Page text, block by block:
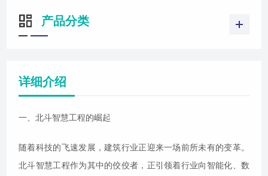
产品分类
详细介绍
一、北斗智慧工程的崛起
随着科技的飞速发展，建筑行业正迎来一场前所未有的变革。
北斗智慧工程作为其中的佼佼者，正引领着行业向智能化、数